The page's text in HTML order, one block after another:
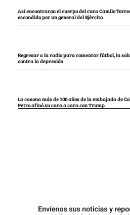
Así encontraron el cuerpo del cura Camilo
escondido por un general del Ejército
Regresar a la radio para comentar fútbol, la
contra la depresión
La casona más de 100 años de la embajada de
Petro afinó su cara a cara con Trump